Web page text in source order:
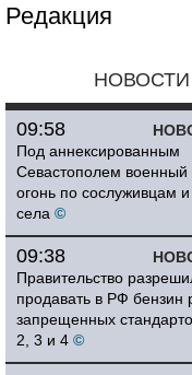
Редакция
НОВОСТИ
09:58
Под аннексированным
Севастополем военный
огонь по сослуживцам
села ©
09:38
Правительство
продавать в РФ бензин
запрещенных
2, 3 и 4 ©